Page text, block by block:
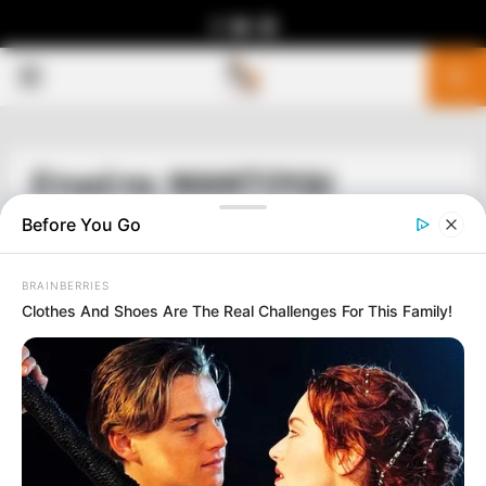
Ετικέτα: ΜΑΝΤΟΥΔΙ
Before You Go
BRAINBERRIES
Clothes And Shoes Are The Real Challenges For This Family!